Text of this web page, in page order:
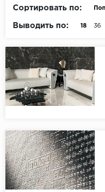
Клинкер
Сортировать по:
Выводить по: 18 36